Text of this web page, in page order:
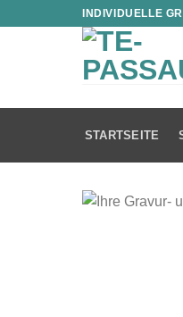
INDIVIDUELLE
STARTSEITE